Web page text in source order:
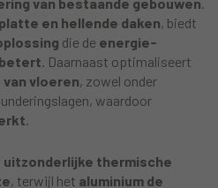
en hellende daken, biedt
die de energie-
. Daarnaast optimaliseert
vloeren, zowel onder
waardoor
.
uitzonderlijke thermische
, terwijl het aluminium de